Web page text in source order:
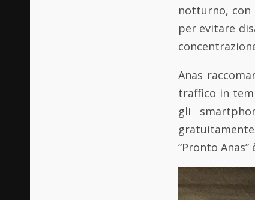
notturno, con
per evitare
Anas
traffico in
gli
“Pronto